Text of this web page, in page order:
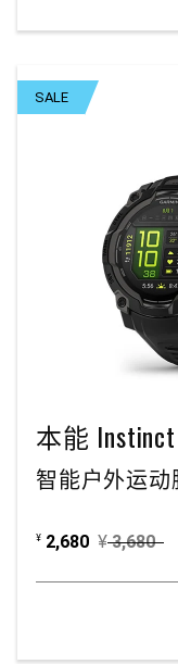
SALE
本能 Instinct
智能户外运动
¥ 2,680 ¥ 3,680